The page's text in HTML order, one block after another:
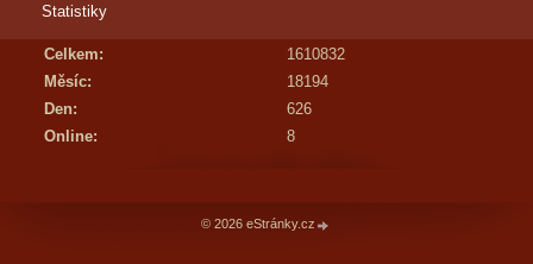
Statistiky
Online: 8
Celkem:
1610832
Měsíc:
18194
Den:
626
© 2026 eStránky.cz